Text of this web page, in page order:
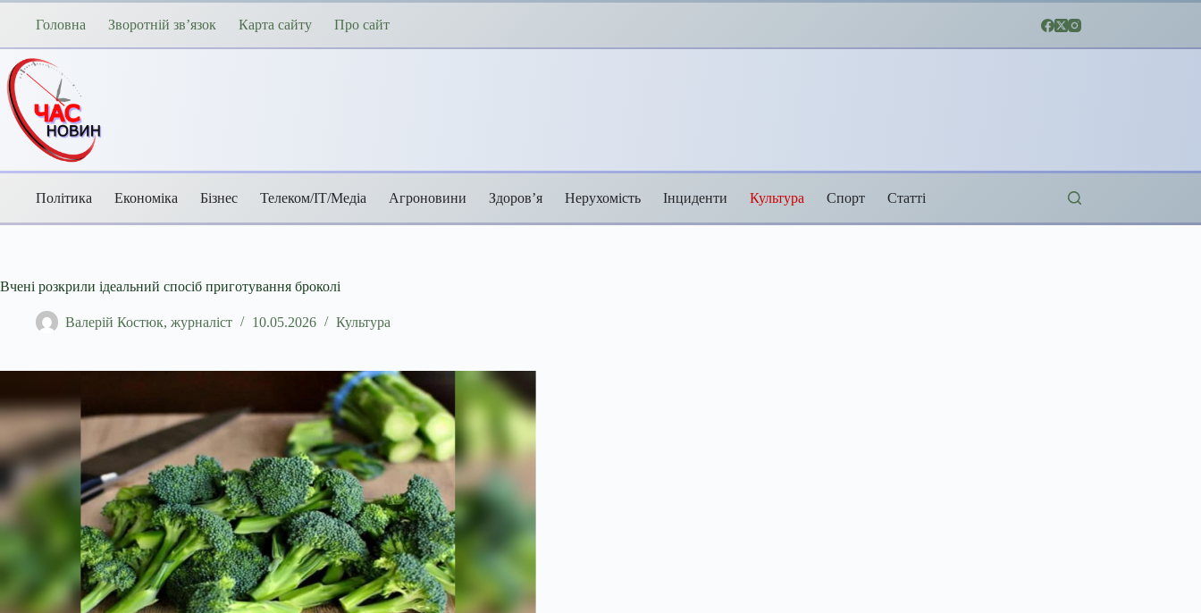
Перейти
Головна Зворотній зв’язок Карта сайту Про сайт
Політика Економіка Бізнес Телеком/ІТ/Медіа Агроновини Здоров’я Нерухомість Інциденти Культура Спорт Статті
Вчені розкрили ідеальний спосіб приготування броколі
Валерій Костюк, журналіст 10.05.2026 Культура